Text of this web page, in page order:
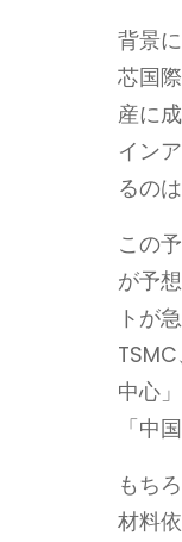
背景
芯国
産に
イン
るの
この
が予
トが
中心
「中
もち
材料